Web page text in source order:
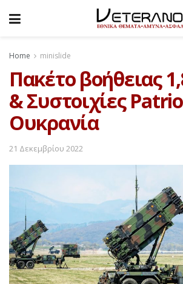
Home minislide
Πακέτο βοήθειας
& Συστοιχίες
Ουκρανία
21 Δεκεμβρίου 2022